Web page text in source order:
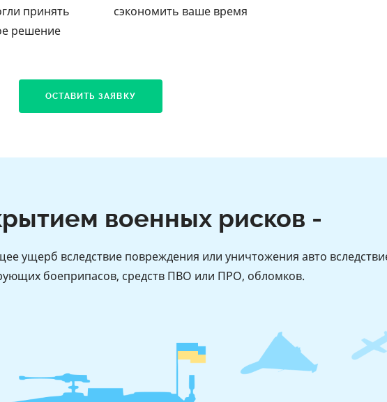
принять
решение
сэкономить ваше время
ОСТАВИТЬ ЗАЯВКУ
военных рисков -
ущерб вследствие повреждения или уничтожения авто
боеприпасов, средств ПВО или ПРО, обломков.